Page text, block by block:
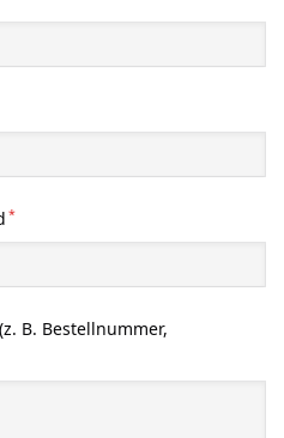
*
B. Bestellnummer,